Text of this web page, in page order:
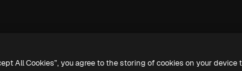
All Cookies”, you agree to the storing of cookies on your device